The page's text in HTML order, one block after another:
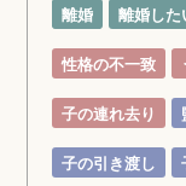
離婚 離婚した
性格の不一致
子の連れ去り
子の引き渡し